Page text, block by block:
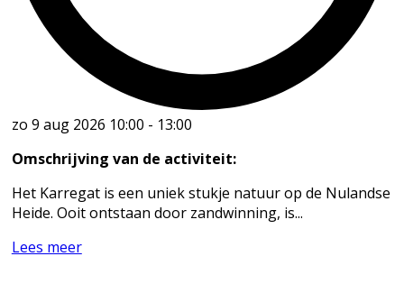
zo 9 aug 2026 10:00 - 13:00
Omschrijving van de activiteit:
Het Karregat is een uniek stukje natuur op de Nulandse
Heide. Ooit ontstaan door zandwinning, is...
Lees meer